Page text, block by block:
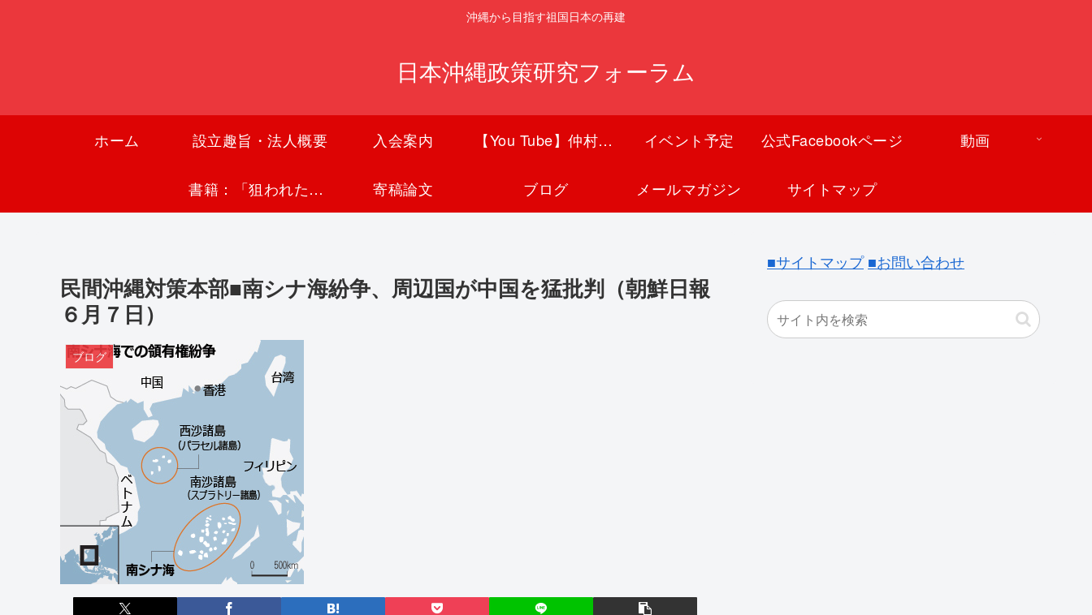
沖縄から目指す祖国日本の再建
日本沖縄政策研究フォーラム
ホーム 設立趣旨・法人概要 入会案内 【You Tube】仲村覚チャンネル イベント予定 公式Facebookページ 動画
書籍：「狙われた沖縄〜真実の沖縄史が日本を救う〜」 寄稿論文 ブログ メールマガジン サイトマップ
民間沖縄対策本部■南シナ海紛争、周辺国が中国を猛批判（朝鮮日報
６月７日）
ブログ
■サイトマップ ■お問い合わせ